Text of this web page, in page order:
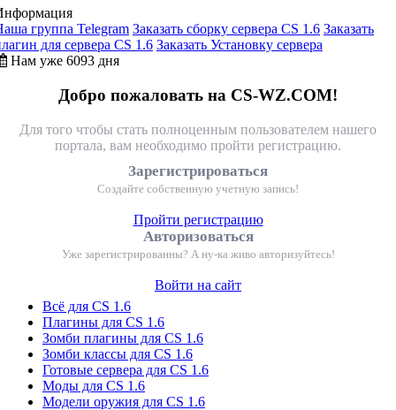
группа Telegram Заказать сборку сервера CS 1.6 Заказать
для сервера CS 1.6 Заказать Установку сервера
Нам уже 6093 дня
Добро пожаловать на CS-WZ.COM!
Для того чтобы стать полноценным пользователем нашего
портала, вам необходимо пройти регистрацию.
Зарегистрироваться
Создайте собственную учетную запись!
Пройти регистрацию
Авторизоваться
Уже зарегистрированны? А ну-ка живо авторизуйтесь!
Войти на сайт
Всё для CS 1.6
Плагины для CS 1.6
Зомби плагины для CS 1.6
Зомби классы для CS 1.6
Готовые сервера для CS 1.6
Моды для CS 1.6
Модели оружия для CS 1.6